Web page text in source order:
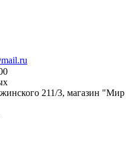
211/3, магазин "Мир